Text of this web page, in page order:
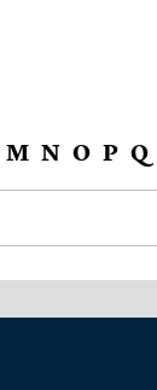
M N O P Q